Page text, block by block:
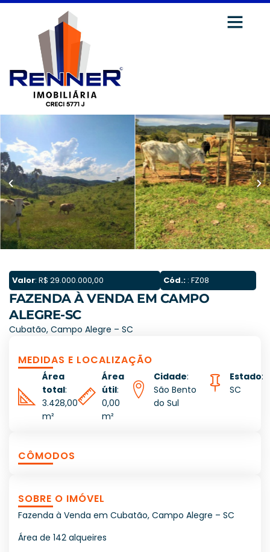
Valor: R$ 29.000.000,00 Cód.: : FZ08
FAZENDA À VENDA EM CAMPO
ALEGRE-SC
Cubatão, Campo Alegre – SC
MEDIDAS E LOCALIZAÇÃO
Área
total:
3.428,00
m²
Área
útil:
0,00
m²
Cidade:
São Bento
do Sul
Estado:
SC
CÔMODOS
SOBRE O IMÓVEL
Fazenda à Venda em Cubatão, Campo Alegre – SC
Área de 142 alqueires